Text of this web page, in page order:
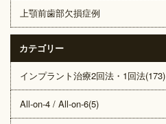
上顎前歯部欠損症例
カテゴリー
インプラント治療2回法・1回法(173)
All-on-4 / All-on-6(5)